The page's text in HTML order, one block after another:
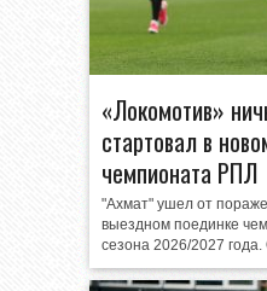
«Локомотив»
стартовал в
чемпионата РПЛ
"Ахмат" ушел от
выездном поединке
сезона 2026/2027